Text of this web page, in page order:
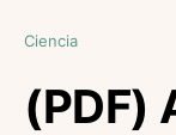
Ciencia
(PDF)